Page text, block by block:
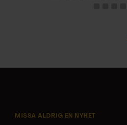
MISSA ALDRIG EN NYHET